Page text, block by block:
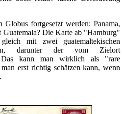
fortgesetzt werden: Panama,
Guatemala? Die Karte ab "Hamburg"
mit zwei guatemaltekischen
darunter der vom Zielort
kann man wirklich als "rare
erst richtig schätzen kann, wenn